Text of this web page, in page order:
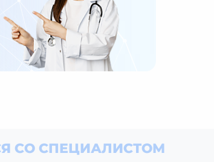
СО СПЕЦИАЛИСТОМ